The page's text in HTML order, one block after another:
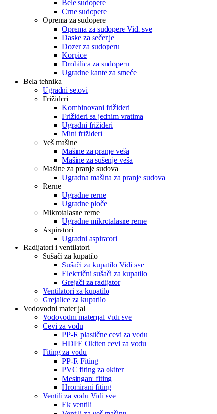
Bele sudopere
Crne sudopere
Oprema za sudopere
Oprema za sudopere Vidi sve
Daske za sečenje
Dozer za sudoperu
Korpice
Drobilica za sudoperu
Ugradne kante za smeće
Bela tehnika
Ugradni setovi
Frižideri
Kombinovani frižideri
Frižideri sa jednim vratima
Ugradni frižideri
Mini frižideri
Veš mašine
Mašine za pranje veša
Mašine za sušenje veša
Mašine za pranje sudova
Ugradna mašina za pranje sudova
Rerne
Ugradne rerne
Ugradne ploče
Mikrotalasne rerne
Ugradne mikrotalasne rerne
Aspiratori
Ugradni aspiratori
Radijatori i ventilatori
Sušači za kupatilo
Sušači za kupatilo Vidi sve
Električni sušači za kupatilo
Grejači za radijator
Ventilatori za kupatilo
Grejalice za kupatilo
Vodovodni materijal
Vodovodni materijal Vidi sve
Cevi za vodu
PP-R plastične cevi za vodu
HDPE Okiten cevi za vodu
Fiting za vodu
PP-R Fiting
PVC fiting za okiten
Mesingani fiting
Hromirani fiting
Ventili za vodu Vidi sve
Ek ventili